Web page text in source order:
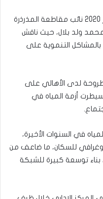
التقى زوال اليوم الخميس 22 أكتوبر 2020 نائب مقاطعة المذرذرة
محمد ولد بلال، حيث ناقش
التنموية على
لدى الأهالي على
أزمة المياه في
في السنوات الأخيرة،
للسكان، ما ضاعف من
توسعة كبيرة للشبكة